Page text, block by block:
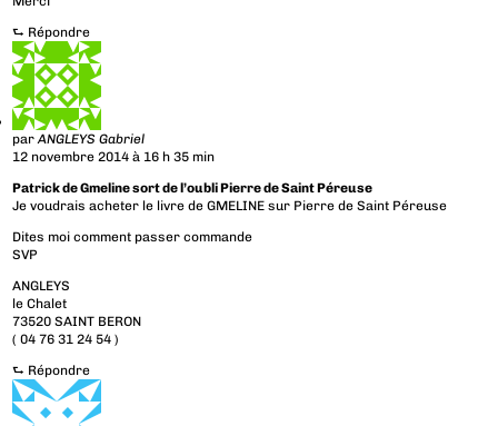
⮑ Répondre
parANGLEYS Gabriel
12 novembre 2014 à 16 h 35 min
Patrick de Gmeline sort de l’oubli Pierre de Saint Péreuse
Je voudrais acheter le livre de GMELINE sur Pierre de Saint Péreuse
Dites moi comment passer commande
SVP
ANGLEYS
le Chalet
73520 SAINT BERON
( 04 76 31 24 54 )
⮑ Répondre